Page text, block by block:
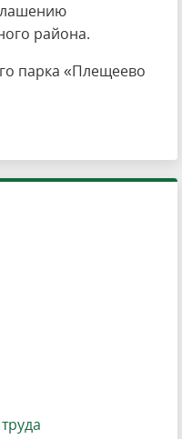
района.
парка «Плещеево